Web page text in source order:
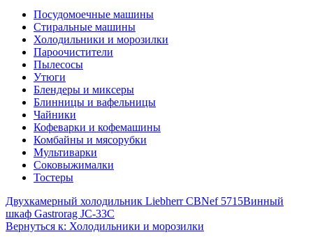
Посудомоечные машины
Стиральные машины
Холодильники и морозилки
Пароочистители
Пылесосы
Утюги
Блендеры и миксеры
Блинницы и вафельницы
Чайники
Кофеварки и кофемашины
Комбайны и мясорубки
Мультиварки
Соковыжималки
Тостеры
Двухкамерный холодильник Liebherr CBNef 5715Винный
шкаф Gastrorag JC-33C
Вернуться к: Холодильники и морозилки